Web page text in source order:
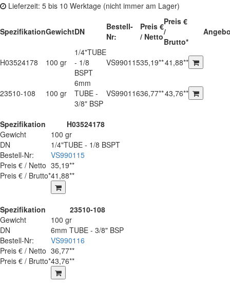
Lieferzeit: 5 bis 10 Werktage (nicht immer am Lager)
SpezifikationGewichtDN
Bestell-
Nr:
Preis €
/ Netto
Preis €
/
Brutto*
H03524178 100 gr
1/4"TUBE
- 1/8
BSPT
VS99011535,19**41,88**
23510-108 100 gr
6mm
TUBE -
3/8" BSP
VS99011636,77**43,76**
Spezifikation
H03524178
Gewicht
100 gr
DN
1/4"TUBE - 1/8 BSPT
Bestell-Nr:
VS990115
Preis € / Netto 35,19**
Preis € / Brutto*41,88**
Spezifikation
23510-108
Gewicht
100 gr
DN
6mm TUBE - 3/8" BSP
Bestell-Nr:
VS990116
Preis € / Netto 36,77**
Preis € / Brutto*43,76**